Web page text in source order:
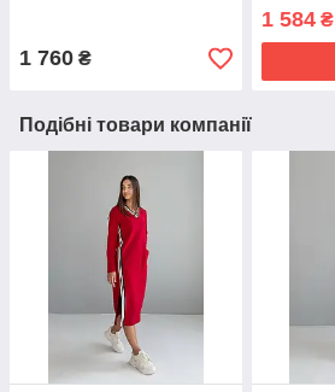
1 760 ₴
1 584₴
Подібні товари компанії